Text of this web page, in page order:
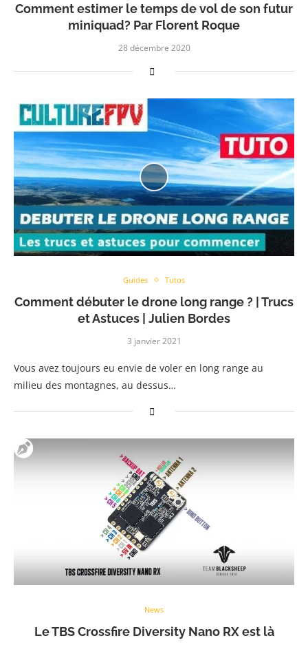
Comment estimer le temps de vol de son futur
miniquad? Par Florent Roque
28 décembre 2020
Guides Tutos
Comment débuter le drone long range ? | Trucs
et Astuces | Julien Bordes
3 janvier 2021
Vous avez toujours eu envie de voler en long range au
milieu des montagnes, au dessus…
News
Le TBS Crossfire Diversity Nano RX est là